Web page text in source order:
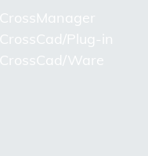
CrossManager
CrossCad/Plug-in
CrossCad/Ware